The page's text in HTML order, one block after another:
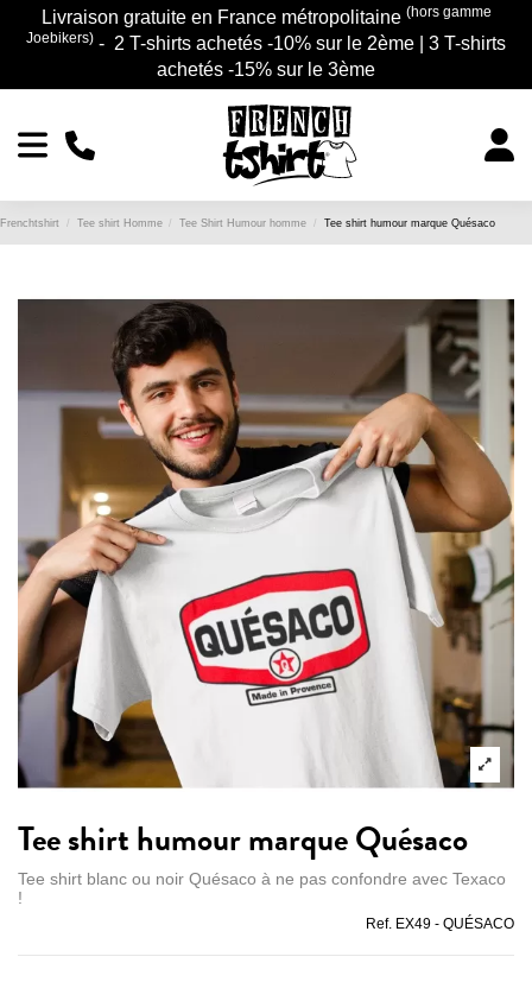
Livraison gratuite en France métropolitaine (hors gamme
Joebikers) - 2 T-shirts achetés -10% sur le 2ème | 3 T-shirts
achetés -15% sur le 3ème
Frenchtshirt Tee shirt Homme Tee Shirt Humour homme Tee shirt humour marque Quésaco
Tee shirt humour marque Quésaco
Tee shirt blanc ou noir Quésaco à ne pas confondre avec Texaco
!
Ref. EX49 - QUÉSACO